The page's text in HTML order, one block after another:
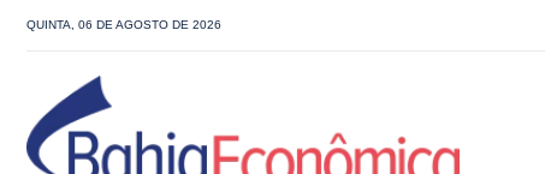
QUINTA, 06 DE AGOSTO DE 2026